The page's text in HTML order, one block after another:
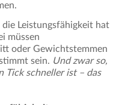
Leistungsfähigkeit hat
müssen
oder Gewichtstemmen
sein. Und zwar so,
Tick schneller ist – das